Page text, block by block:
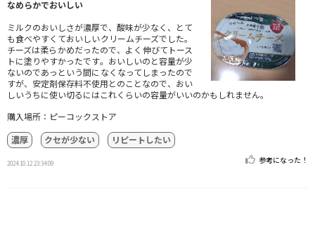
なめらかでおいしい
ミルクのおいしさが濃厚で、酸味が少なく、とて
も食べやすくておいしいクリームチーズでした。
チーズは柔らかめだったので、よく伸びてトース
トに塗りやすかったです。おいしいのと容量が少
ないのであっという間になくなってしまったので
すが、安定剤保存料不使用とのことなので、おい
しいうちに使い切るにはこれくらいの容量がいいのかもしれません。
購入場所：ピーコックストア
濃厚
クセが少ない リピートしたい
2024.10.12 23:34:09 参考になった！